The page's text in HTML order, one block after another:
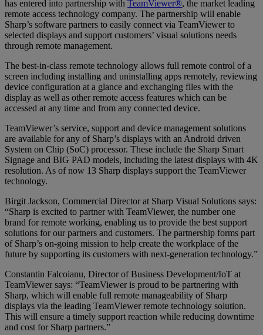
has entered into partnership with TeamViewer®, the market leading
remote access technology company. The partnership will enable
Sharp’s software partners to easily connect via TeamViewer to
selected displays and support customers’ visual solutions needs
through remote management.
The best-in-class remote technology allows full remote control of a
screen including installing and uninstalling apps remotely, reviewing
device configuration at a glance and exchanging files with the
display as well as other remote access features which can be
accessed at any time and from any connected device.
TeamViewer’s service, support and device management solutions
are available for any of Sharp’s displays with an Android driven
System on Chip (SoC) processor. These include the Sharp Smart
Signage and BIG PAD models, including the latest displays with 4K
resolution. As of now 13 Sharp displays support the TeamViewer
technology.
Birgit Jackson, Commercial Director at Sharp Visual Solutions says:
“Sharp is excited to partner with TeamViewer, the number one
brand for remote working, enabling us to provide the best support
solutions for our partners and customers. The partnership forms part
of Sharp’s on-going mission to help create the workplace of the
future by supporting its customers with next-generation technology.”
Constantin Falcoianu, Director of Business Development/IoT at
TeamViewer says: “TeamViewer is proud to be partnering with
Sharp, which will enable full remote manageability of Sharp
displays via the leading TeamViewer remote technology solution.
This will ensure a timely support reaction while reducing downtime
and cost for Sharp partners.”